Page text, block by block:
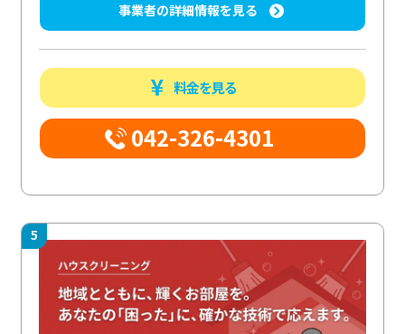
事業者の詳細情報を見る
料金を見る
042-326-4301
5